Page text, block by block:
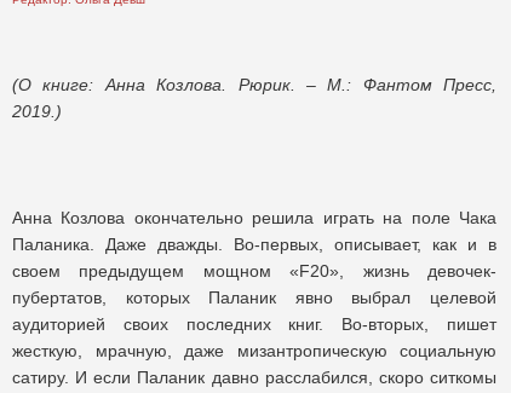
(О книге: Анна Козлова. Рюрик. – М.: Фантом Пресс,
2019.)
Анна Козлова окончательно решила играть на поле Чака
Паланика. Даже дважды. Во-первых, описывает, как и в
своем предыдущем мощном «F20», жизнь девочек-
пубертатов, которых Паланик явно выбрал целевой
аудиторией своих последних книг. Во-вторых, пишет
жесткую, мрачную, даже мизантропическую социальную
сатиру. И если Паланик давно расслабился, скоро ситкомы